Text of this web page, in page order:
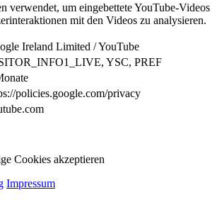
verwendet, um eingebettete YouTube-Videos
mit den Videos zu analysieren.
Ireland Limited / YouTube
YSC, PREF
policies.google.com/privacy
Cookies akzeptieren
Impressum